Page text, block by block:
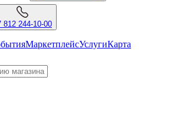
812 244-10-00
МаркетплейсУслугиКарта